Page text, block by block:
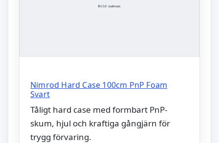
Nimrod Hard Case 100cm PnP Foam
Svart
Tåligt hard case med formbart PnP-
skum, hjul och kraftiga gångjärn för
trygg förvaring.